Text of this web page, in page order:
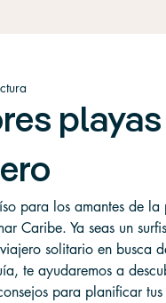
para los amantes de
Caribe. Ya seas un
solitario en busca
te ayudaremos a
para planificar